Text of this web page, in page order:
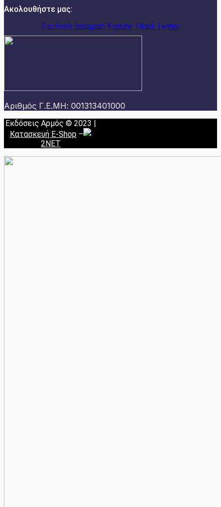
Ακολουθήστε μας:
Facebook InstagramYoutube Tiktok Twitter
Αριθμός Γ.Ε.ΜΗ: 001313401000
Εκδόσεις Αρμός © 2023 |
Κατασκευή E-Shop –
2NET